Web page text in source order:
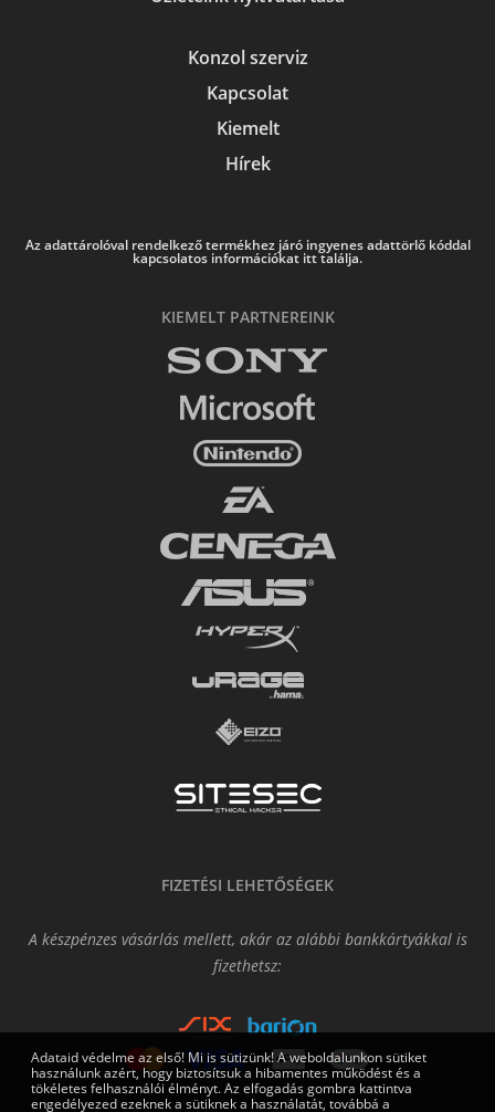
Konzol szerviz
Kapcsolat
Kiemelt
Hírek
Az adattárolóval rendelkező termékhez járó ingyenes adattörlő kóddal
kapcsolatos információkat itt találja.
KIEMELT PARTNEREINK
FIZETÉSI LEHETŐSÉGEK
A készpénzes vásárlás mellett, akár az alábbi bankkártyákkal is
fizethetsz:
Adataid védelme az első! Mi is sütizünk! A weboldalunkon sütiket
használunk azért, hogy biztosítsuk a hibamentes működést és a
tökéletes felhasználói élményt. Az elfogadás gombra kattintva
engedélyezed ezeknek a sütiknek a használatát, továbbá a